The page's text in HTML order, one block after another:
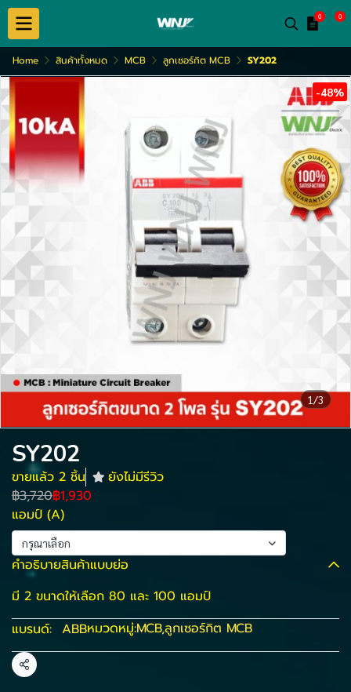
0 0
Home สินค้าทั้งหมด MCB ลูกเซอร์กิต MCB SY202
1/3
-48%
SY202
ขายแล้ว 2 ชิ้น
ยังไม่มีรีวิว
฿3,720฿1,930
แอมป์ (A)
กรุณาเลือก
คำอธิบายสินค้าแบบย่อ
มี 2 ขนาดให้เลือก 80 และ 100 แอมป์
แบรนด์: ABBหมวดหมู่:MCB,ลูกเซอร์กิต MCB
แชร์